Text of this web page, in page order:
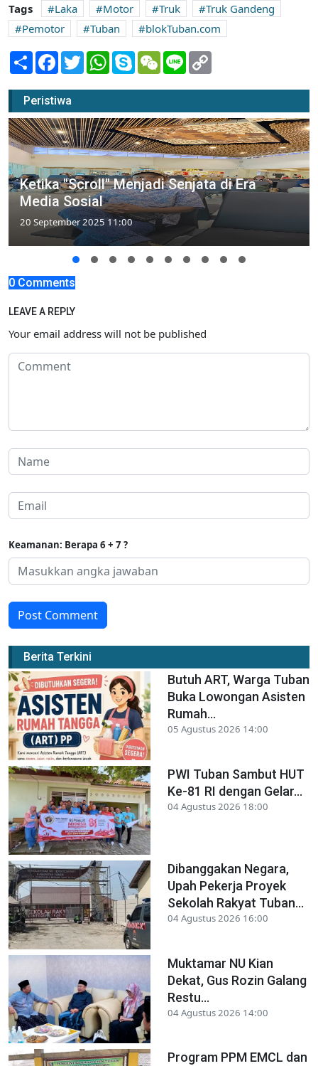
Tags Laka Motor Truk
Truk Gandeng
Pemotor
Tuban
blokTuban.com
Share Facebook
TwitterWhatsApp
SkypeWeChatLine
Peristiwa
Ketika "Scroll" Menjadi Senjata di Era
Media Sosial
20 September 2025 11:00
0 Comments
LEAVE A REPLY
Your email address will not be published
Keamanan: Berapa 6 + 7 ?
Post Comment
Berita Terkini
Butuh ART, Warga Tuban
Buka Lowongan Asisten
Rumah...
05 Agustus 2026 14:00
PWI Tuban Sambut HUT
Ke-81 RI dengan Gelar...
04 Agustus 2026 18:00
Dibanggakan Negara,
Upah Pekerja Proyek
Sekolah Rakyat Tuban...
04 Agustus 2026 16:00
Muktamar NU Kian
Dekat, Gus Rozin Galang
Restu...
04 Agustus 2026 14:00
Program PPM EMCL dan